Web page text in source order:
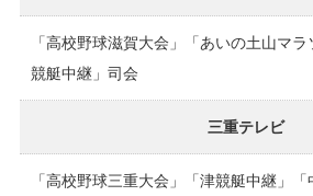
「高校野球滋賀大会」「あいの土山マ
競艇中継」司会
三重テレビ
「高校野球三重大会」「津競艇中継」